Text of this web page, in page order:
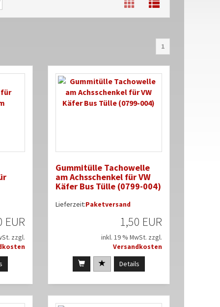
1
EUR
zzgl.
Gummitülle Tachowelle
am Achsschenkel für VW
Käfer Bus Tülle (0799-004)
Lieferzeit:Paketversand
1,50 EUR
inkl. 19 % MwSt. zzgl.
Versandkosten
Details